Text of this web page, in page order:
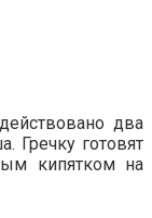
два
Гречку готовят
кипятком на